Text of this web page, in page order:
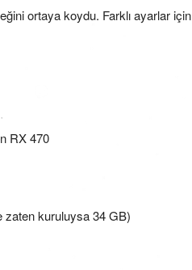
ortaya koydu. Farklı ayarlar için
RX 470
zaten kuruluysa 34 GB)